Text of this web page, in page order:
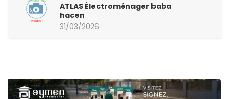
ATLAS Électroménager baba
hacen
31/03/2026